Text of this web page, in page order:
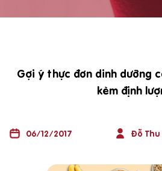
Gợi ý thực đơn dinh dưỡng
kèm định
06/12/2017 Đỗ Thu